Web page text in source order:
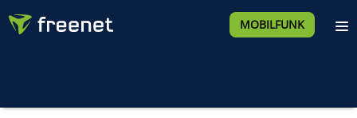
MOBILFUNK